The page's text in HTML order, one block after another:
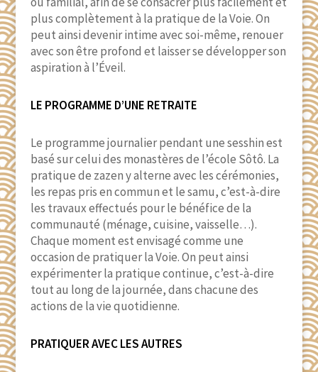
plus complètement à la pratique de la Voie. On
peut ainsi devenir intime avec soi-même, renouer
avec son être profond et laisser se développer son
aspiration à l’Éveil.
LE PROGRAMME D’UNE RETRAITE
Le programme journalier pendant une sesshin est
basé sur celui des monastères de l’école Sôtô. La
pratique de zazen y alterne avec les cérémonies,
les repas pris en commun et le samu, c’est-à-dire
les travaux effectués pour le bénéfice de la
communauté (ménage, cuisine, vaisselle…).
Chaque moment est envisagé comme une
occasion de pratiquer la Voie. On peut ainsi
expérimenter la pratique continue, c’est-à-dire
tout au long de la journée, dans chacune des
actions de la vie quotidienne.
PRATIQUER AVEC LES AUTRES